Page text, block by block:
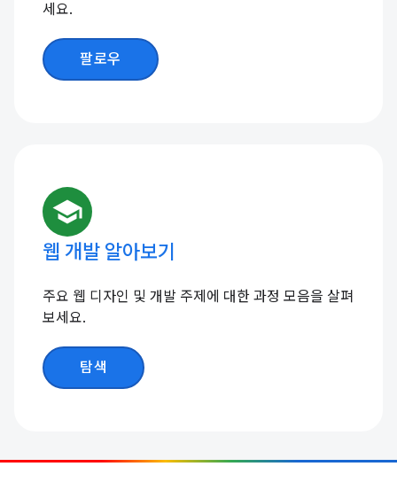
세요.
팔로우
school
웹 개발 알아보기
주요 웹 디자인 및 개발 주제에 대한 과정 모음을 살펴
보세요.
탐색